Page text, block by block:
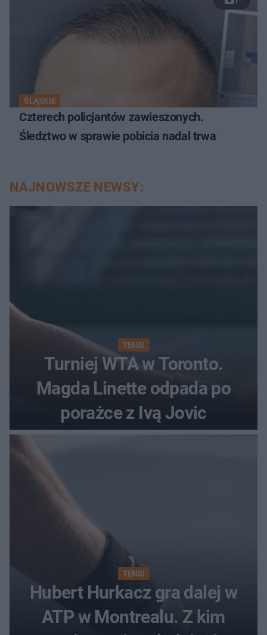
ŚLĄSKIE
Czterech policjantów zawieszonych.
Śledztwo w sprawie pobicia nadal trwa
NAJNOWSZE NEWSY:
TENIS
Turniej WTA w Toronto.
Magda Linette odpada po
porażce z Ivą Jovic
TENIS
Hubert Hurkacz gra dalej w
ATP w Montrealu. Z kim